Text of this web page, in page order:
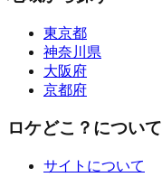
東京都
神奈川県
大阪府
京都府
ロケどこ？について
サイトについて